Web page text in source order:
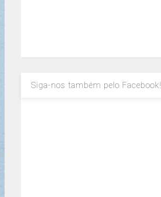
Siga-nos também pelo Facebook!